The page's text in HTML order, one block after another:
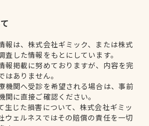
報は、株式会社ギミック、または株式
査した情報をもとにしています。
報掲載に努めておりますが、内容を完
はありません。
機関へ受診を希望される場合は、事前
関に直接ご確認ください。
生じた損害について、株式会社ギミッ
ウェルネスではその賠償の責任を一切